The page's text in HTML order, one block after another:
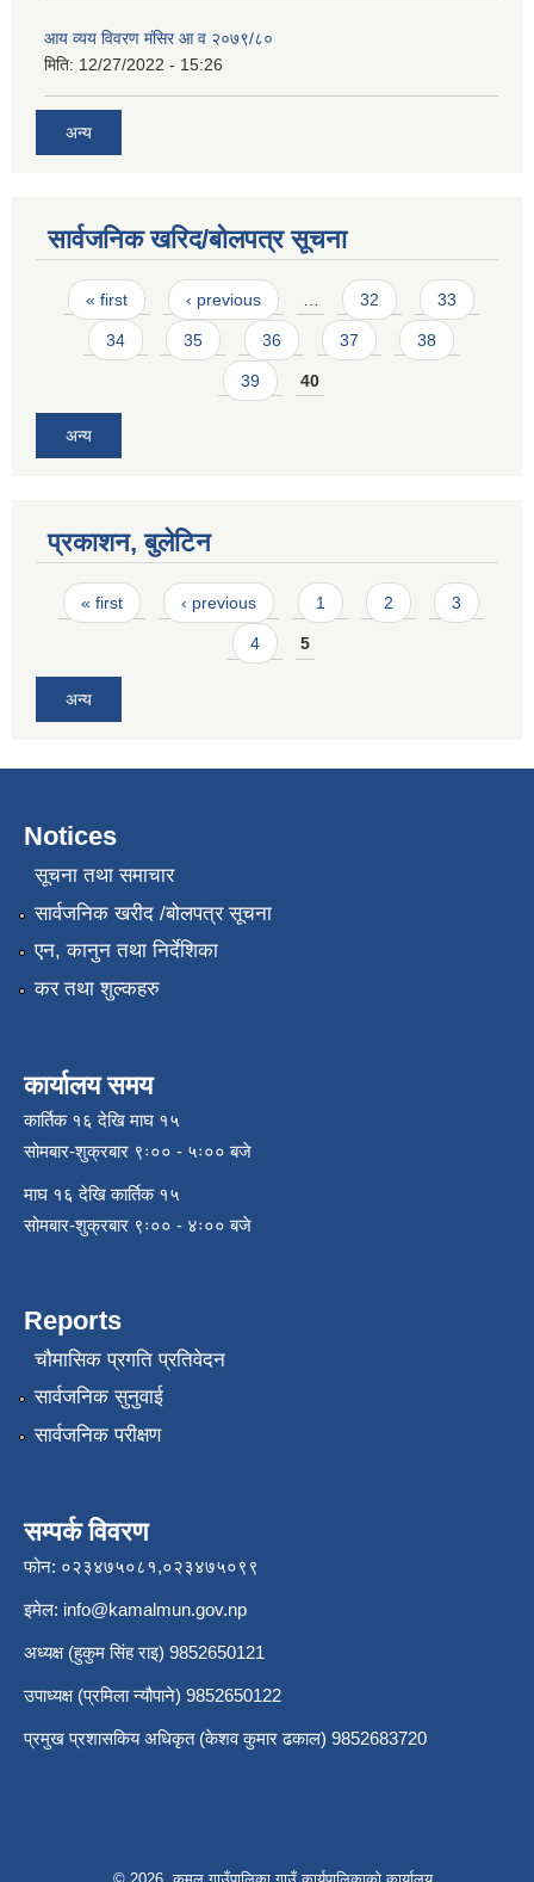
आय व्यय विवरण मंसिर आ व २०७९/८०
मिति: 12/27/2022 - 15:26
अन्य
सार्वजनिक खरिद/बोलपत्र सूचना
Pages
« first ‹ previous 32 33
34 35 36 37 38
39 40
अन्य
प्रकाशन, बुलेटिन
Pages
« first ‹ previous 1 2 3
4 5
अन्य
Notices
सूचना तथा समाचार
सार्वजनिक खरीद /बोलपत्र सूचना
एन, कानुन तथा निर्देशिका
कर तथा शुल्कहरु
कार्यालय समय
कार्तिक १६ देखि माघ १५
सोमबार-शुक्रबार ९ः०० - ५ः०० बजे
माघ १६ देखि कार्तिक १५
सोमबार-शुक्रबार ९ः०० - ४ः०० बजे
Reports
चौमासिक प्रगति प्रतिवेदन
सार्वजनिक सुनुवाई
सार्वजनिक परीक्षण
सम्पर्क विवरण
फोन: ०२३४७५०८१,०२३४७५०९९
इमेल: info@kamalmun.gov.np
अध्यक्ष (हुकुम सिंह राइ) 9852650121
उपाध्यक्ष (प्रमिला न्यौपाने) 9852650122
प्रमुख प्रशासकिय अधिकृत (केशव कुमार ढकाल) 9852683720